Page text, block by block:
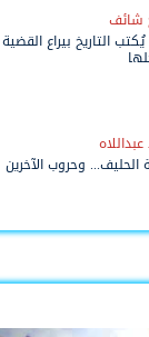
شائف
التاريخ بيراع
الحليف... وحروب الآخرين